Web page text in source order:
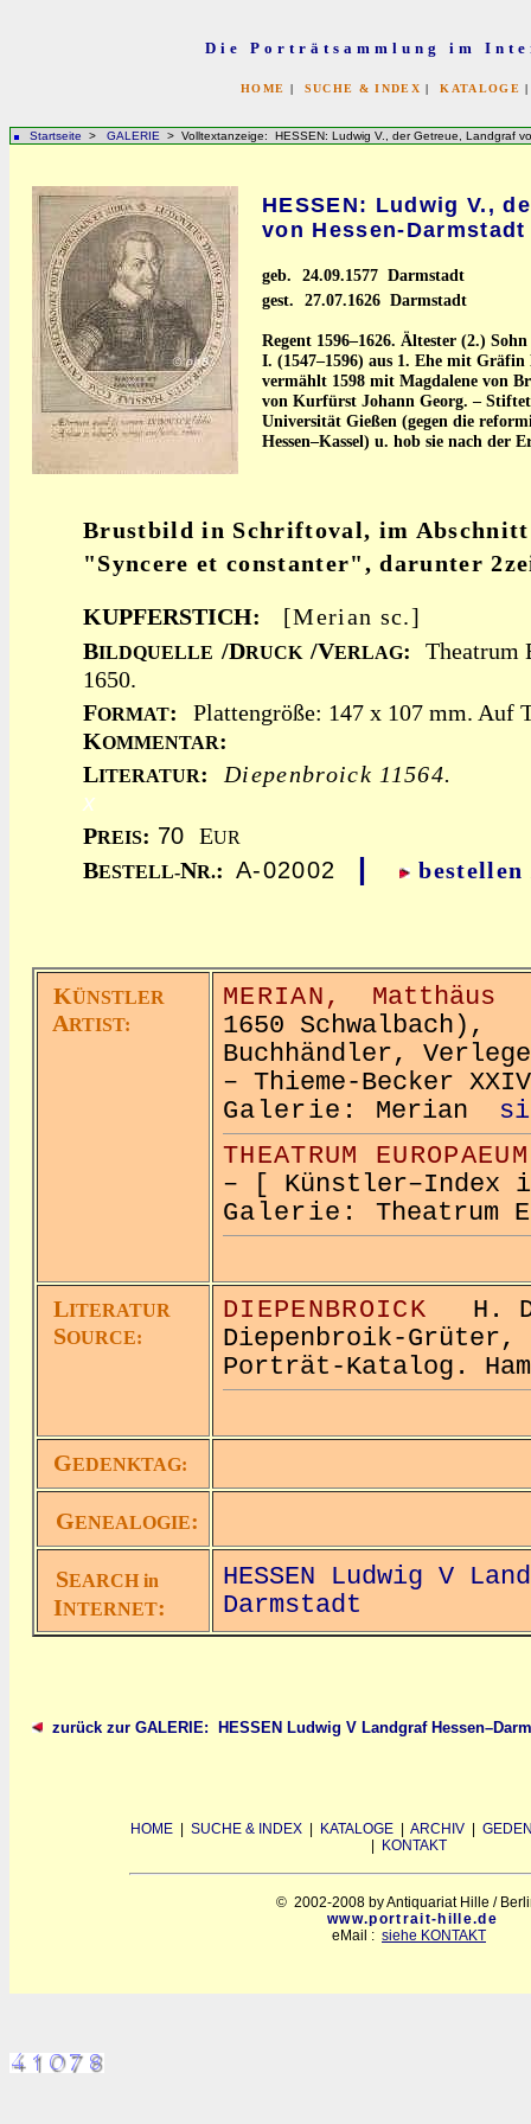
Die Porträtsammlung im
HOME | SUCHE & INDEX |KATALOGE
Startseite > GALERIE > Volltextanzeige: HESSEN: Ludwig V., der Getreue, Landgraf
HESSEN: Ludwig V.,
von Hessen-Darmstadt
geb.
24.09.1577 Darmstadt
gest.
27.07.1626 Darmstadt
Regent 1596–1626. Ältester (2.)
I. (1547–1596) aus 1. Ehe mit
vermählt 1598 mit Magdalene von
von Kurfürst Johann Georg. –
Universität Gießen (gegen die
Hessen–Kassel) u. hob sie nach der
Brustbild in Schriftoval, im Abschnitt
"Syncere et constanter", darunter
KUPFERSTICH:
[Merian sc.]
BILDQUELLE /DRUCK /VERLAG:
Theatrum
1650.
FORMAT:
Plattengröße: 147 x 107 mm. Auf
KOMMENTAR:
LITERATUR:
Diepenbroick 11564.
x
PREIS: 70 EUR
BESTELL-NR.: A-02002 |
KÜNSTLER
ARTIST:
MERIAN, Matthäus
1650 Schwalbach),
Buchhändler,
– Thieme-Becker
Galerie: Merian
THEATRUM
– [ Künstler–Index
Galerie: Theatrum
LITERATUR
SOURCE:
DIEPENBROICK H.
Diepenbroik-Grüter,
Porträt-Katalog.
GEDENKTAG:
GENEALOGIE:
SEARCH in
INTERNET:
HESSEN Ludwig V
Darmstadt
zurück zur GALERIE: HESSEN Ludwig V Landgraf
HOME SUCHE & INDEX KATALOGE ARCHIV
KONTAKT
© 2002-2008 by Antiquariat Hille /
www.portrait-hille.de
eMail : siehe KONTAKT